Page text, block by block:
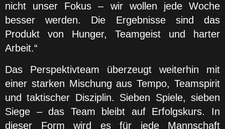
nicht unser Fokus – wir wollen jede Woche
besser werden. Die Ergebnisse sind das
Produkt von Hunger, Teamgeist und harter
Arbeit.“
Das Perspektivteam überzeugt weiterhin mit
einer starken Mischung aus Tempo, Teamspirit
und taktischer Disziplin. Sieben Spiele, sieben
Siege – das Team bleibt auf Erfolgskurs. In
dieser Form wird es für jede Mannschaft